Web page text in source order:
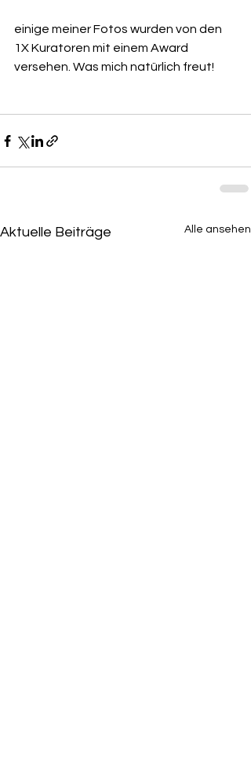
einige meiner Fotos wurden von den
1X Kuratoren mit einem Award
versehen. Was mich natürlich freut!
Aktuelle Beiträge Alle ansehen